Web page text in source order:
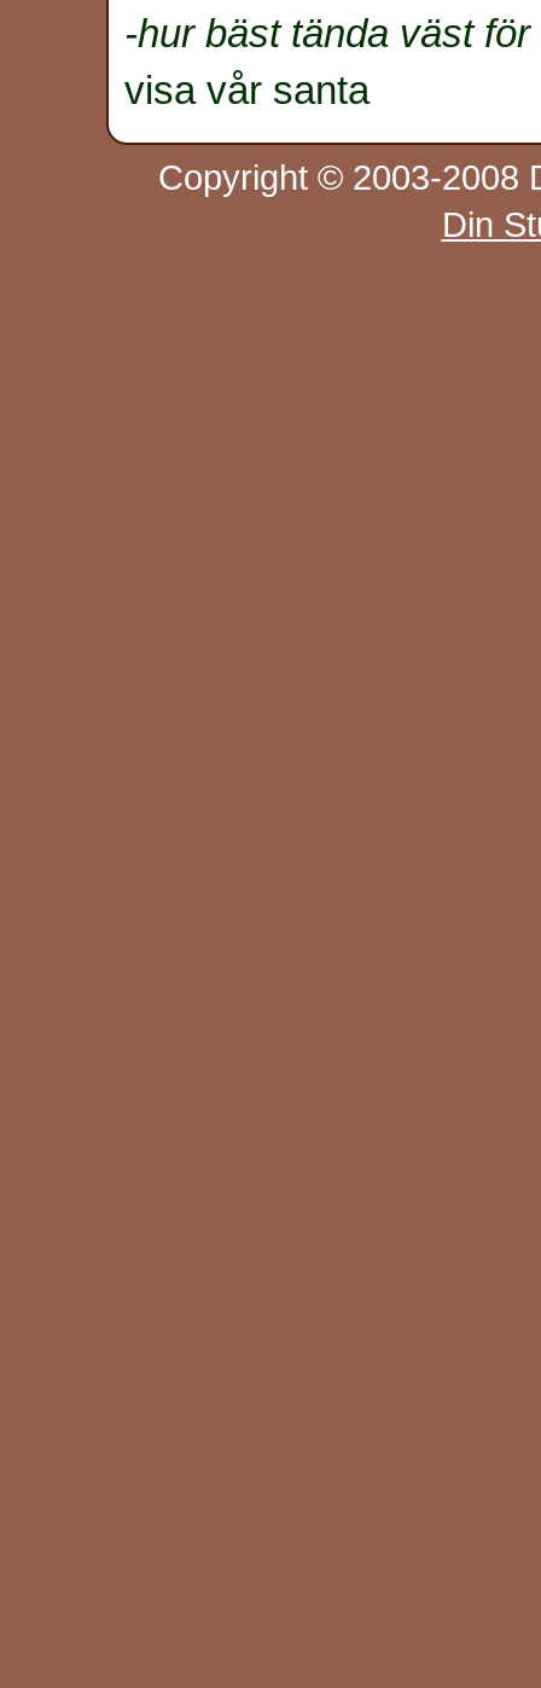
-hur bäst tända väst för
visa vår santa
Copyright © 2003-2008
Din